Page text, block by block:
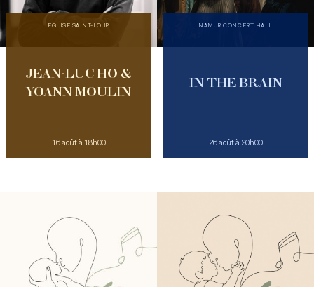
ÉGLISE SAINT-LOUP
JEAN-LUC HO &
YOANN MOULIN
16 août à 18h00
NAMUR CONCERT HALL
IN THE BRAIN
26 août à 20h00